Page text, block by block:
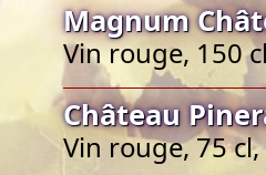
Magnum
Vin rouge, 150
Château
Vin rouge, 75 cl,